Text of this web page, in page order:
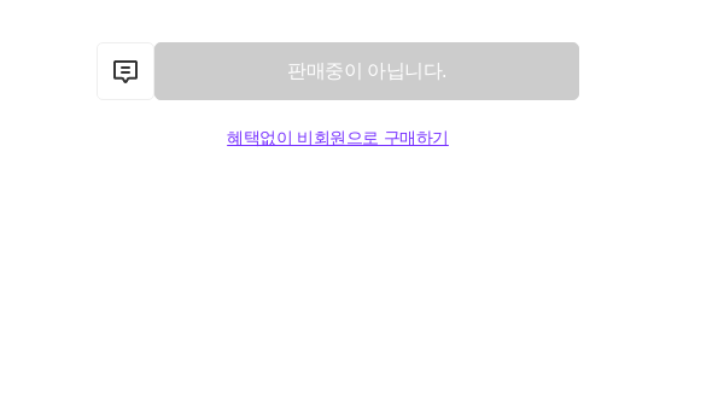
판매중이 아닙니다.
혜택없이 비회원으로 구매하기